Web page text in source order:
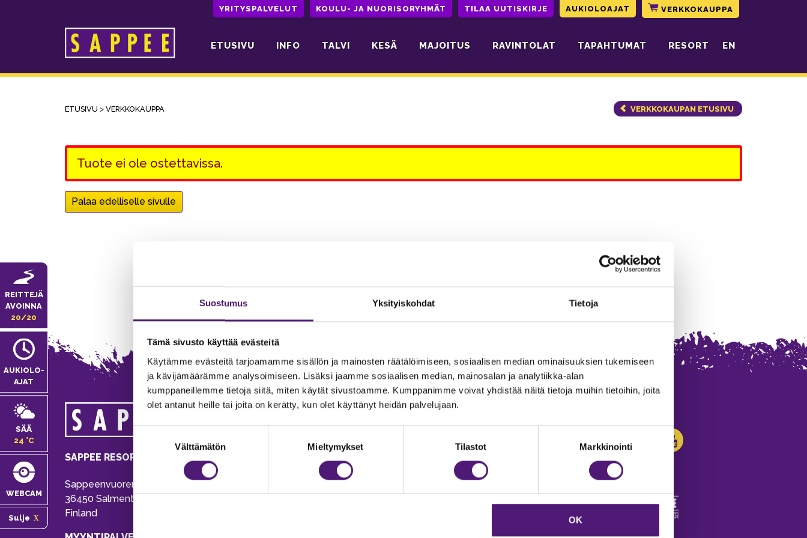
Suostumus Yksityiskohdat Tietoja
Tämä sivusto käyttää evästeitä
Käytämme evästeitä tarjoamamme sisällön ja mainosten räätälöimiseen, sosiaalisen median ominaisuuksien tukemiseen
ja kävijämäärämme analysoimiseen. Lisäksi jaamme sosiaalisen median, mainosalan ja analytiikka-alan
kumppaneillemme tietoja siitä, miten käytät sivustoamme. Kumppanimme voivat yhdistää näitä tietoja muihin tietoihin, joita
olet antanut heille tai joita on kerätty, kun olet käyttänyt heidän palvelujaan.
Välttämätön Mieltymykset Tilastot Markkinointi
OK
YRITYSPALVELUT KOULU- JA NUORISORYHMÄT TILAA UUTISKIRJE AUKIOLOAJAT VERKKOKAUPPA
Päävalikko ETUSIVU INFO TALVI KESÄ MAJOITUS RAVINTOLAT TAPAHTUMAT RESORT EN
REITTEJÄ
AVOINNA
20/20
AUKIOLO­
AJAT
SÄÄ
24 °C
WEBCAM
Sulje
ETUSIVU > VERKKOKAUPPA VERKKOKAUPAN ETUSIVU
Tuote ei ole ostettavissa.
Palaa edelliselle sivulle
SAPPEE RESORT
Sappeenvuorentie 200
36450 Salmentaka, Pälkäne
Finland
MAJOITUS
020 755 9975
majoitus@sappee.fi
Vastuullisuus
Avoimet työpaikat
Anna palautetta
Evästeasetukset